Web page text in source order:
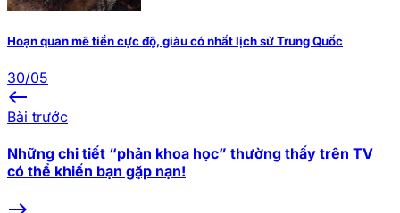
Hoạn quan mê tiền cực độ, giàu có nhất lịch sử Trung Quốc
30/05
west
Bài trước
Những chi tiết “phản khoa học” thường thấy trên TV
có thể khiến bạn gặp nạn!